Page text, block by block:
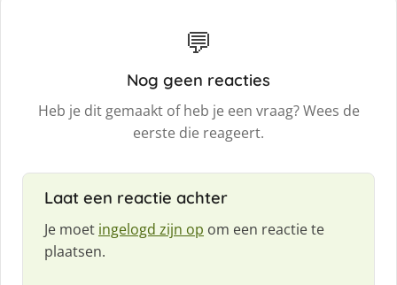
💬
Nog geen reacties
Heb je dit gemaakt of heb je een vraag? Wees de
eerste die reageert.
Laat een reactie achter
Je moet ingelogd zijn op om een reactie te
plaatsen.